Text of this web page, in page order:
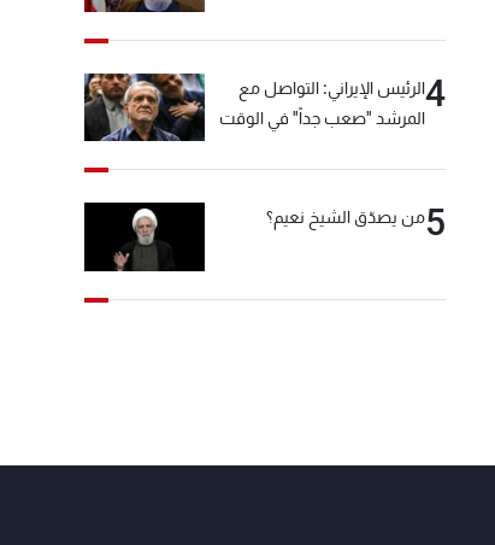
4الرئيس الإيراني: التواصل مع
المرشد "صعب جداً" في الوقت
5من يصدّق الشيخ نعيم؟